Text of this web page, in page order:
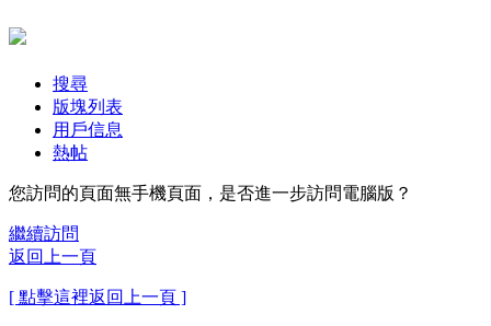
搜尋
版塊列表
用戶信息
熱帖
您訪問的頁面無手機頁面，是否進一步訪問電腦版？
繼續訪問
返回上一頁
[ 點擊這裡返回上一頁 ]